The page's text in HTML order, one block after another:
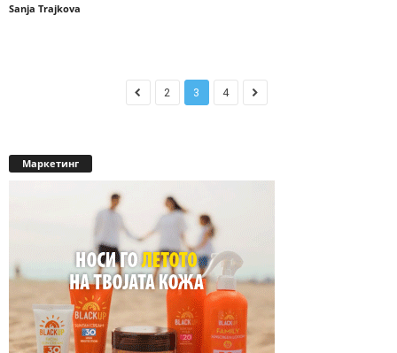
Sanja Trajkova
2 3 4
Маркетинг